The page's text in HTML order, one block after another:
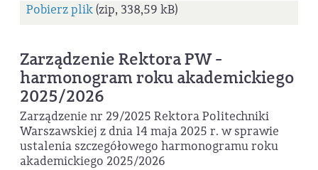
Pobierz plik(zip, 338,59 kB)
Zarządzenie Rektora PW -
harmonogram roku akademickiego
2025/2026
Zarządzenie nr 29/2025 Rektora Politechniki
Warszawskiej z dnia 14 maja 2025 r. w sprawie
ustalenia szczegółowego harmonogramu roku
akademickiego 2025/2026